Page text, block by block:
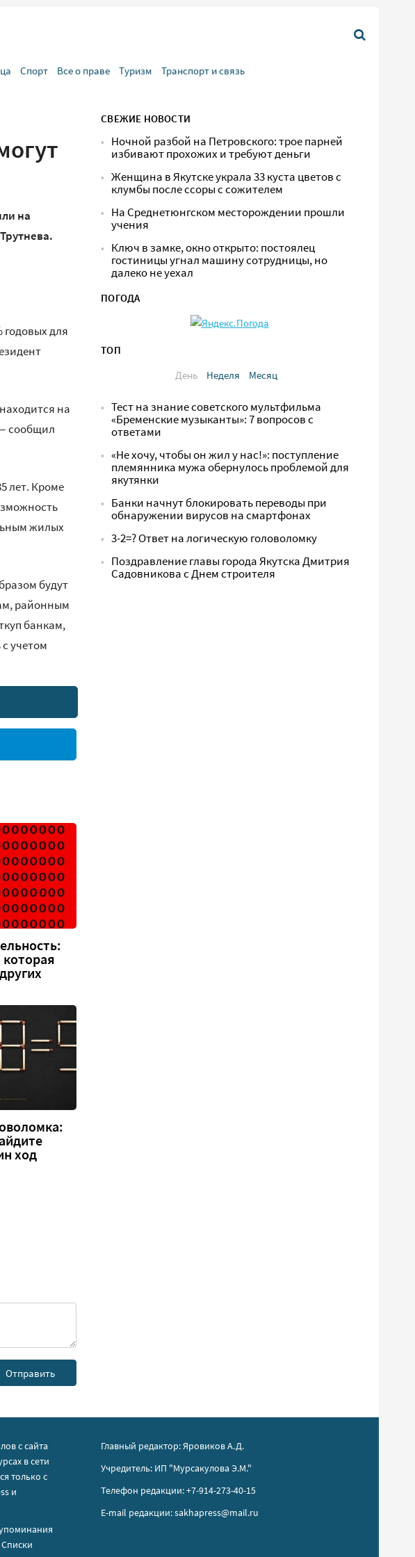
Спорт Все о праве Туризм Транспорт и связь
на
для
на
сообщил
лет. Кроме
жилых
будут
районным
банкам,
учетом
которая
ход
СВЕЖИЕ НОВОСТИ
Ночной разбой на Петровского: трое парней
избивают прохожих и требуют деньги
Женщина в Якутске украла 33 куста цветов с
клумбы после ссоры с сожителем
На Среднетюнгском месторождении прошли
учения
Ключ в замке, окно открыто: постоялец
гостиницы угнал машину сотрудницы, но
далеко не уехал
ПОГОДА
ТОП
День
Неделя Месяц
Тест на знание советского мультфильма
«Бременские музыканты»: 7 вопросов с
ответами
«Не хочу, чтобы он жил у нас!»: поступление
племянника мужа обернулось проблемой для
якутянки
Банки начнут блокировать переводы при
обнаружении вирусов на смартфонах
3-2=? Ответ на логическую головоломку
Поздравление главы города Якутска Дмитрия
Садовникова с Днем строителя
с сайта
в сети
только с
и
Списки
Главный редактор: Яровиков А.Д.
Учредитель: ИП "Мурсакулова Э.М."
Телефон редакции: +7-914-273-40-15
E-mail редакции: sakhapress@mail.ru